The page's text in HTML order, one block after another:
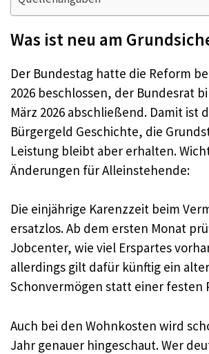
Was ist neu am
Der Bundestag hatte die Reform
2026 beschlossen, der Bundesrat
März 2026 abschließend. Damit ist
Bürgergeld Geschichte, die
Leistung bleibt aber erhalten.
Änderungen für Alleinstehende:
Die einjährige Karenzzeit beim
ersatzlos. Ab dem ersten Monat
Jobcenter, wie viel Erspartes
allerdings gilt dafür künftig ein
Schonvermögen statt einer festen
Auch bei den Wohnkosten wird
Jahr genauer hingeschaut. Wer